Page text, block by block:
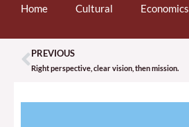
Home Cultural Economics
Prev
PREVIOUS
Right perspective, clear vision, then mission.